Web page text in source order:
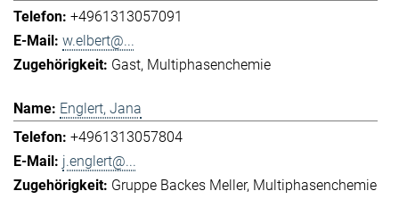
+4961313057091
w.elbert@...
Gast Multiphasenchemie
Englert, Jana
+4961313057804
j.englert@...
Gruppe Backes Meller Multiphasenchemie